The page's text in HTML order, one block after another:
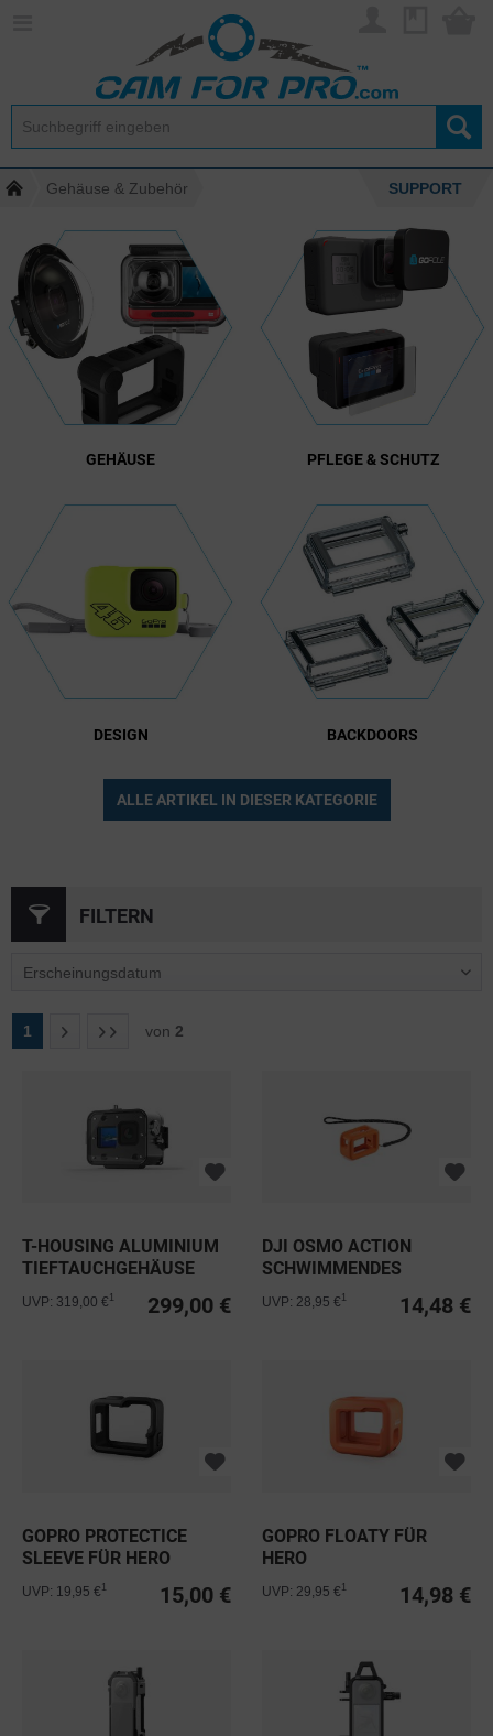
Gehäuse & Zubehör SUPPORT
GEHÄUSE PFLEGE & SCHUTZ
DESIGN BACKDOORS
ALLE ARTIKEL IN DIESER KATEGORIE
FILTERN
1 von 2
T-HOUSING ALUMINIUM
TIEFTAUCHGEHÄUSE
299,00 €
UVP: 319,00 € 1
DJI OSMO ACTION
SCHWIMMENDES
14,48 €
UVP: 28,95 € 1
GOPRO PROTECTICE
SLEEVE FÜR HERO
15,00 €
UVP: 19,95 € 1
GOPRO FLOATY FÜR
HERO
14,98 €
UVP: 29,95 € 1